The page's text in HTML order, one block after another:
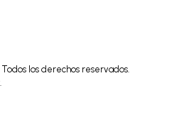
los derechos reservados.
.